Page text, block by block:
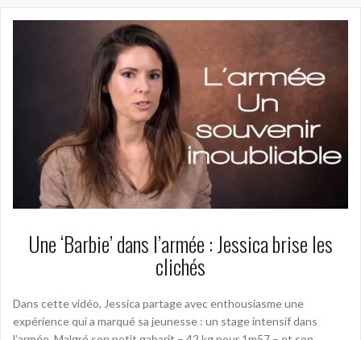
Une ‘Barbie’ dans l’armée : Jessica brise les
clichés
Dans cette vidéo, Jessica partage avec enthousiasme une
expérience qui a marqué sa jeunesse : un stage intensif dans